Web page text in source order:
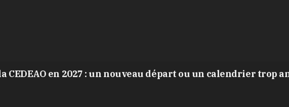
CEDEAO en 2027 : un nouveau départ ou un calendrier trop